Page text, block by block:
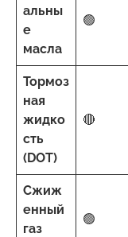
альны
е
масла
🟢
Тормоз
ная
жидко
сть
(DOT)
🔴
Сжиж
енный
газ
🟢